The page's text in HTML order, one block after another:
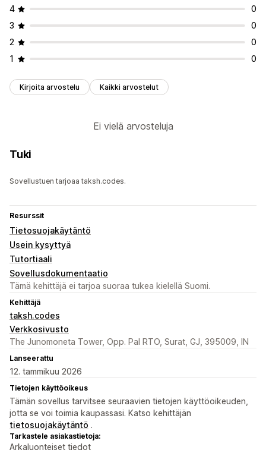
4
0
3
0
2
0
1
0
Kirjoita arvostelu Kaikki arvostelut
Ei vielä arvosteluja
Tuki
Sovellustuen tarjoaa taksh.codes.
Resurssit
Tietosuojakäytäntö
Usein kysyttyä
Tutortiaali
Sovellusdokumentaatio
Tämä kehittäjä ei tarjoa suoraa tukea kielellä Suomi.
Kehittäjä
taksh.codes
Verkkosivusto
The Junomoneta Tower, Opp. Pal RTO, Surat, GJ, 395009, IN
Lanseerattu
12. tammikuu 2026
Tietojen käyttöoikeus
Tämän sovellus tarvitsee seuraavien tietojen käyttöoikeuden,
jotta se voi toimia kaupassasi. Katso kehittäjän
tietosuojakäytäntö .
Tarkastele asiakastietoja:
Arkaluonteiset tiedot